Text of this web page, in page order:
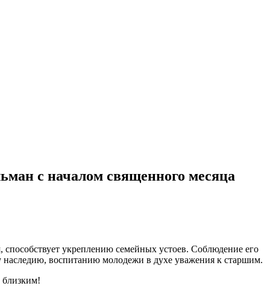
с началом священного месяца
укреплению семейных устоев. Соблюдение его
наследию, воспитанию молодежи в духе уважения к старшим.